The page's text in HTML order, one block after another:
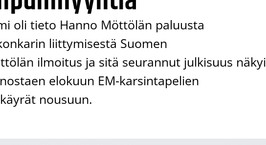
oli tieto Hanno Möttölän paluusta
liittymisestä Suomen
ilmoitus ja sitä seurannut julkisuus näkyi
elokuun EM-karsintapelien
nousuun.